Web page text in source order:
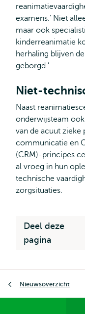
examens.’ Niet
maar ook
kinderreanimatie
herhaling blijven
geborgd.’
Niet-
Naast
onderwijsteam
van de acuut zieke
communicatie en
(CRM)-principes
al vroeg in hun
technische
zorgsituaties.
Deel deze
pagina
Nieuwsoverzicht